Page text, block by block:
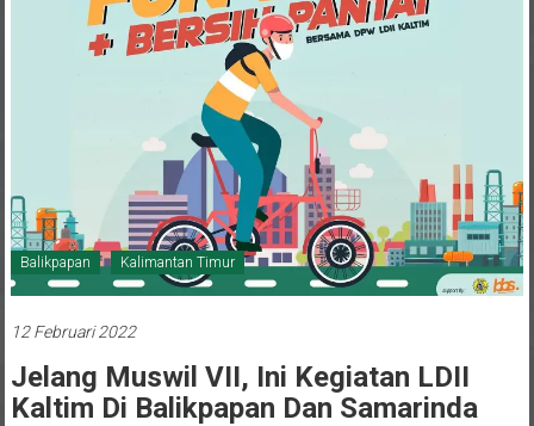
Balikpapan Kalimantan Timur
12 Februari 2022
Jelang Muswil VII, Ini Kegiatan LDII
Kaltim Di Balikpapan Dan Samarinda